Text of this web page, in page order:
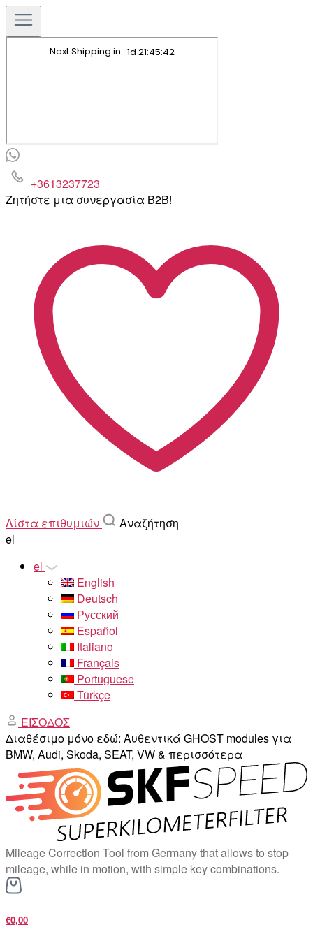
+3613237723
Ζητήστε μια συνεργασία B2B!
Λίστα επιθυμιών
Αναζήτηση
el
el
English
Deutsch
Русский
Español
Italiano
Français
Portuguese
Türkçe
ΕΙΣΟΔΟΣ
Διαθέσιμο μόνο εδώ: Αυθεντικά GHOST modules για
BMW, Audi, Skoda, SEAT, VW & περισσότερα
Mileage Correction Tool from Germany that allows to stop
mileage, while in motion, with simple key combinations.
€0,00